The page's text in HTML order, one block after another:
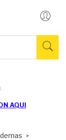
AQUI